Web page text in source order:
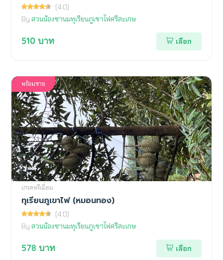
(4.0)
By สวนน้องชานมทุเรียนภูเขาไฟศรีสะเกษ
510 บาท เลือก
พร้อมขาย
เกรดพรีเมี่ยม
ทุเรียนภูเขาไฟ (หมอนทอง)
(4.0)
By สวนน้องชานมทุเรียนภูเขาไฟศรีสะเกษ
578 บาท เลือก